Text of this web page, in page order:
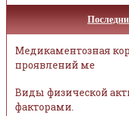
Медикаментозная
проявлений ме
Виды физической
факторами.